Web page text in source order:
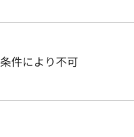
条件により不可